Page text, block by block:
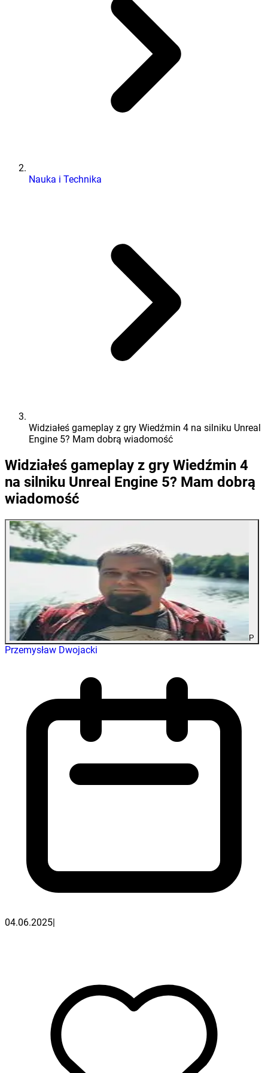
Nauka i Technika
Widziałeś gameplay z gry Wiedźmin 4 na silniku Unreal
Engine 5? Mam dobrą wiadomość
Widziałeś gameplay z gry Wiedźmin 4
na silniku Unreal Engine 5? Mam dobrą
wiadomość
P
Przemysław Dwojacki
04.06.2025|